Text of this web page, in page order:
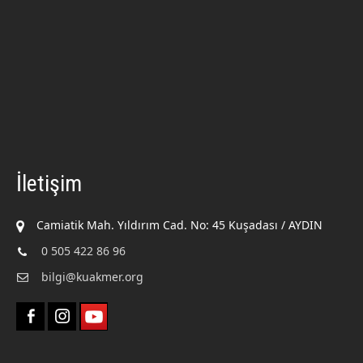
İletişim
Camiatik Mah. Yıldırım Cad. No: 45 Kuşadası / AYDIN
0 505 422 86 96
bilgi@kuakmer.org